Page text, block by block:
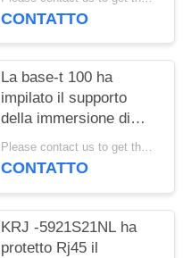
la st/Jk con il LED
CONTATTO
La base-t 100 ha
impilato il supporto
della immersione di
Jack With Magnetics
Right Angle del modulo
Please contact us to get the latest price. MOQ:1 pezzo
CONTATTO
KRJ -5921S21NL ha
protetto Rj45 il